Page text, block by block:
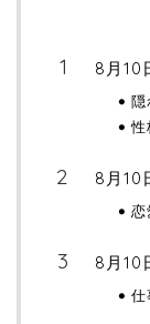
8月10
隠
性
8月10
恋
8月10
仕